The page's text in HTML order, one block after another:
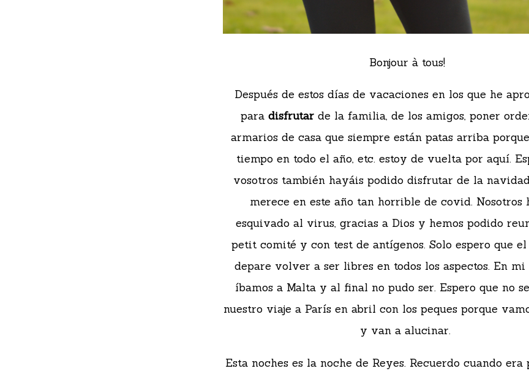
Bonjour à tous!
Después de estos días de vacaciones en los que he
paradisfrutarde la familia, de los amigos, poner
armarios de casa que siempre están patas arriba
tiempo en todo el año, etc. estoy de vuelta por aquí.
vosotros también hayáis podido disfrutar de la
merece en este año tan horrible de covid. Nosotros
esquivado al virus, gracias a Dios y hemos podido
petit comité y con test de antígenos. Solo espero que
depare volver a ser libres en todos los aspectos. En mi
íbamos a Malta y al final no pudo ser. Espero que no
nuestro viaje a París en abril con los peques porque
y van a alucinar.
Esta noches es la noche de Reyes. Recuerdo cuando era